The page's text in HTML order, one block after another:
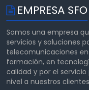
EMPRESA SFO
Somos una empresa
servicios y soluciones
telecomunicaciones
formación, en
calidad y por el
nivel a nuestros